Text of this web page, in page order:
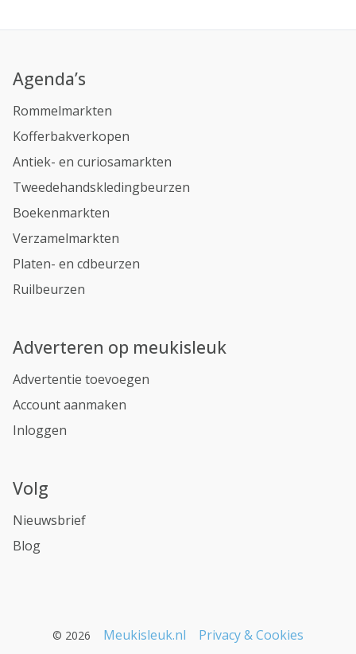
Agenda’s
Rommelmarkten
Kofferbakverkopen
Antiek- en curiosamarkten
Tweedehandskledingbeurzen
Boekenmarkten
Verzamelmarkten
Platen- en cdbeurzen
Ruilbeurzen
Adverteren op meukisleuk
Advertentie toevoegen
Account aanmaken
Inloggen
Volg
Nieuwsbrief
Blog
© 2026 Meukisleuk.nl Privacy & Cookies